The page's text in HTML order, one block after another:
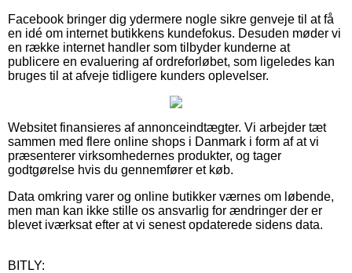
Facebook bringer dig ydermere nogle sikre genveje til at få
en idé om internet butikkens kundefokus. Desuden møder vi
en række internet handler som tilbyder kunderne at
publicere en evaluering af ordreforløbet, som ligeledes kan
bruges til at afveje tidligere kunders oplevelser.
Websitet finansieres af annonceindtægter. Vi arbejder tæt
sammen med flere online shops i Danmark i form af at vi
præsenterer virksomhedernes produkter, og tager
godtgørelse hvis du gennemfører et køb.
Data omkring varer og online butikker værnes om løbende,
men man kan ikke stille os ansvarlig for ændringer der er
blevet iværksat efter at vi senest opdaterede sidens data.
BITLY: